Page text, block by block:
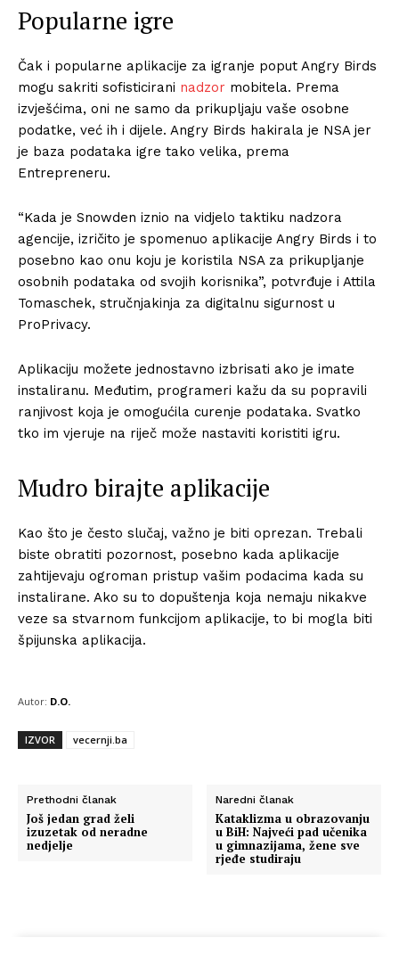
Popularne igre
Čak i popularne aplikacije za igranje poput Angry Birds
mogu sakriti sofisticirani nadzor mobitela. Prema
izvješćima, oni ne samo da prikupljaju vaše osobne
podatke, već ih i dijele. Angry Birds hakirala je NSA jer
je baza podataka igre tako velika, prema
Entrepreneru.
“Kada je Snowden iznio na vidjelo taktiku nadzora
agencije, izričito je spomenuo aplikacije Angry Birds i to
posebno kao onu koju je koristila NSA za prikupljanje
osobnih podataka od svojih korisnika”, potvrđuje i Attila
Tomaschek, stručnjakinja za digitalnu sigurnost u
ProPrivacy.
Aplikaciju možete jednostavno izbrisati ako je imate
instaliranu. Međutim, programeri kažu da su popravili
ranjivost koja je omogućila curenje podataka. Svatko
tko im vjeruje na riječ može nastaviti koristiti igru.
Mudro birajte aplikacije
Kao što je često slučaj, važno je biti oprezan. Trebali
biste obratiti pozornost, posebno kada aplikacije
zahtijevaju ogroman pristup vašim podacima kada su
instalirane. Ako su to dopuštenja koja nemaju nikakve
veze sa stvarnom funkcijom aplikacije, to bi mogla biti
špijunska aplikacija.
Autor: D.O.
IZVOR vecernji.ba
Prethodni članak
Još jedan grad želi
izuzetak od neradne
nedjelje
Naredni članak
Kataklizma u obrazovanju
u BiH: Najveći pad učenika
u gimnazijama, žene sve
rjeđe studiraju